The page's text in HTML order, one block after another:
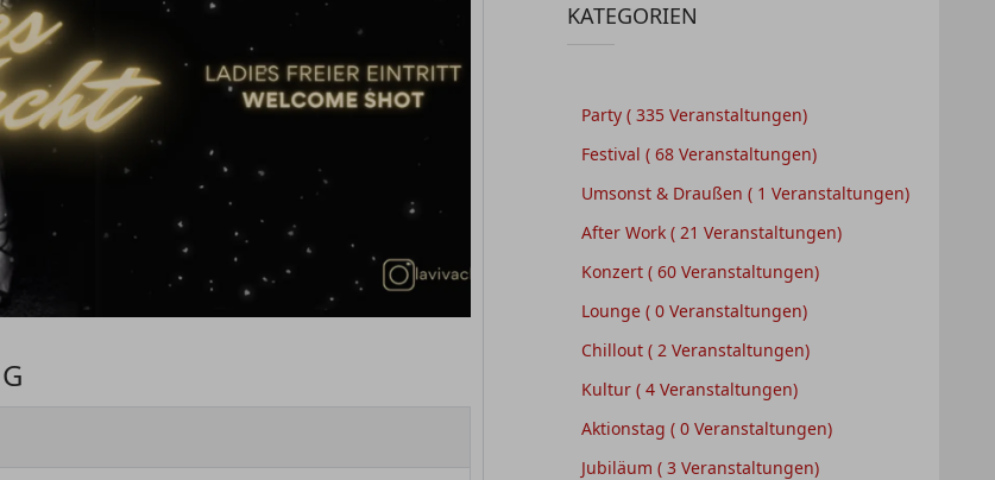
KATEGORIEN
Party ( 335 Veranstaltungen)
Festival ( 68 Veranstaltungen)
Umsonst & Draußen ( 1 Veranstaltungen)
After Work ( 21 Veranstaltungen)
Konzert ( 60 Veranstaltungen)
Lounge ( 0 Veranstaltungen)
Chillout ( 2 Veranstaltungen)
Kultur ( 4 Veranstaltungen)
Aktionstag ( 0 Veranstaltungen)
Jubiläum ( 3 Veranstaltungen)